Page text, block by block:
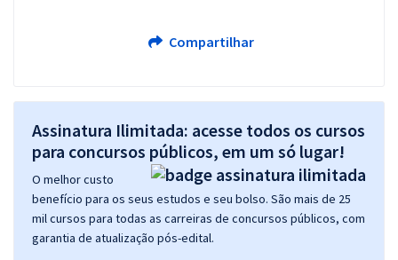
Compartilhar
Assinatura Ilimitada: acesse todos os cursos
para concursos públicos, em um só lugar!
O melhor custo
benefício para os seus estudos e seu bolso. São mais de 25
mil cursos para todas as carreiras de concursos públicos, com
garantia de atualização pós-edital.